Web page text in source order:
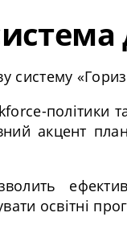
систему
політики
акцент
освітні